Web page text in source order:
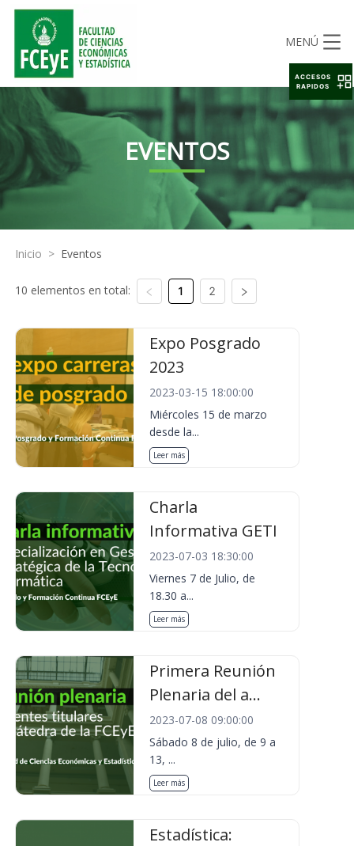
MENÚ
EVENTOS
Inicio > Eventos
10 elementos en total: 1 2
Expo Posgrado
2023
2023-03-15 18:00:00
Miércoles 15 de marzo
desde la...
Leer más
Charla
Informativa GETI
2023-07-03 18:30:00
Viernes 7 de Julio, de
18.30 a...
Leer más
Primera Reunión
Plenaria del a...
2023-07-08 09:00:00
Sábado 8 de julio, de 9 a
13, ...
Leer más
Estadística:
ACCESOS
RAPIDOS